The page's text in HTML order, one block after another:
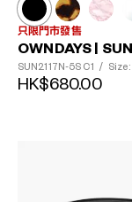
只限門市發售
OWNDAYS | SUN
SUN2117N-5S C1 / Size:
HK$680.00